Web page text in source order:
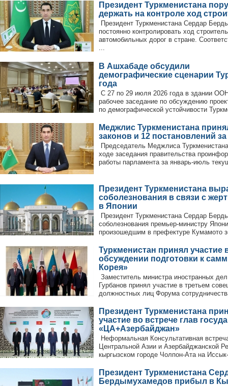
Президент Туркменистана
держать на контроле ход
Президент Туркменистана Сердар
постоянно контролировать ход
автомобильных дорог в стране.
...
В Ашхабаде обсудили
демографические сценарии
года
С 27 по 29 июля 2026 года в здании
рабочее заседание по обсуждению
по демографической устойчивости
Меджлис Туркменистана
законов и 12 постановлений
Председатель Меджлиса
ходе заседания правительства
работы парламента за январь-июль
Президент Туркменистана
соболезнования в связи с
в Японии
Президент Туркменистана Сердар
соболезнования премьер-министру
произошедшим в префектуре Кумамото
Туркменистан принял участие
обсуждении подготовки к
Корея»
Заместитель министра иностранных
Гурбанов принял участие в третьем
должностных лиц Форума
Президент Туркменистана
участие во встрече глав
«ЦА+Азербайджан»
Неформальная Консультативная
Центральной Азии и Азербайджанской
кыргызском городе Чолпон-Ата на
Президент Туркменистана
Бердымухамедов прибыл в